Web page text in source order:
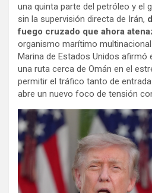
una quinta parte del petróleo y el
sin la supervisión directa de Irán,
fuego cruzado que ahora
organismo marítimo
Marina de Estados Unidos afirmó
una ruta cerca de Omán en el
permitir el tráfico tanto de
abre un nuevo foco de tensión